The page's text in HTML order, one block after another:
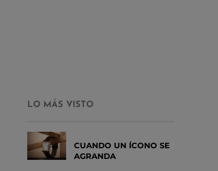
LO MÁS VISTO
CUANDO UN ÍCONO SE
AGRANDA